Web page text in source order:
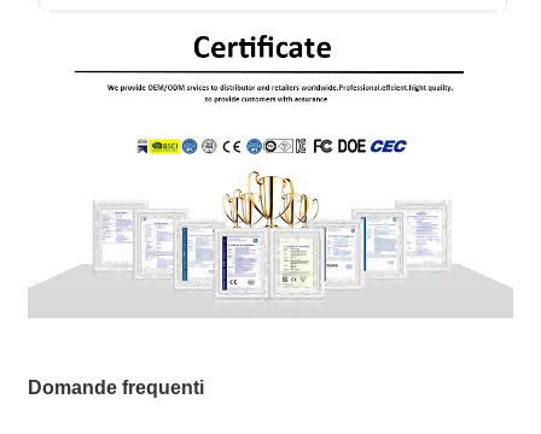
Domande frequenti